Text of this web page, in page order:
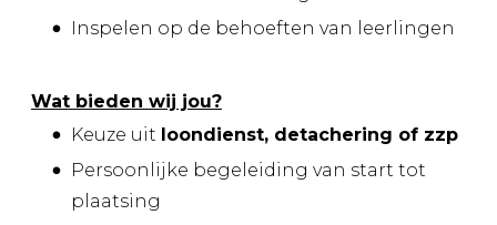
Inspelen op de behoeften van leerlingen
Wat bieden wij jou?
Keuze uit loondienst, detachering of zzp
Persoonlijke begeleiding van start tot
plaatsing